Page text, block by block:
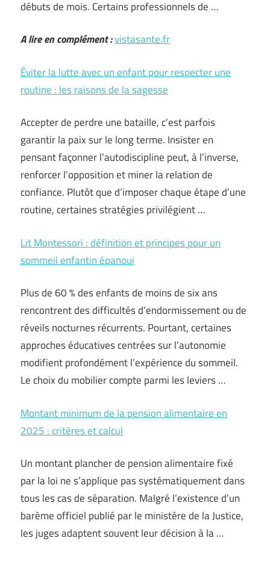
débuts de mois. Certains professionnels de …
A lire en complément :vistasante.fr
Éviter la lutte avec un enfant pour respecter une
routine : les raisons de la sagesse
Accepter de perdre une bataille, c’est parfois
garantir la paix sur le long terme. Insister en
pensant façonner l’autodiscipline peut, à l’inverse,
renforcer l’opposition et miner la relation de
confiance. Plutôt que d’imposer chaque étape d’une
routine, certaines stratégies privilégient …
Lit Montessori : définition et principes pour un
sommeil enfantin épanoui
Plus de 60 % des enfants de moins de six ans
rencontrent des difficultés d’endormissement ou de
réveils nocturnes récurrents. Pourtant, certaines
approches éducatives centrées sur l’autonomie
modifient profondément l’expérience du sommeil.
Le choix du mobilier compte parmi les leviers …
Montant minimum de la pension alimentaire en
2025 : critères et calcul
Un montant plancher de pension alimentaire fixé
par la loi ne s’applique pas systématiquement dans
tous les cas de séparation. Malgré l’existence d’un
barème officiel publié par le ministère de la Justice,
les juges adaptent souvent leur décision à la …